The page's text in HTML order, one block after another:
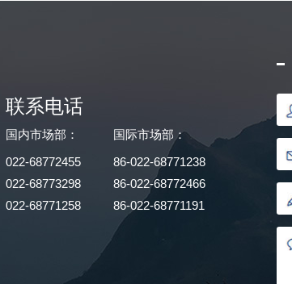
联系电话
国内市场部：
022-68772455
022-68773298
022-68771258
国际市场部：
86-022-68771238
86-022-68772466
86-022-68771191